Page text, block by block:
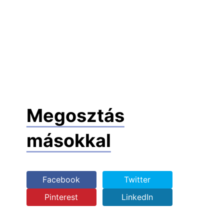
Megosztás
másokkal
Facebook
Twitter
Pinterest
LinkedIn